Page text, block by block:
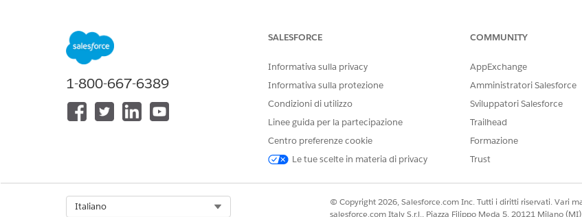
Gestione dell'accesso degli utenti per Pianificazione del personale in Salesforce Go
risorsa di servizio. Utilizzare la finestra di dialogo Gestisci accesso utente in Salesforce
Responsabile pianificazione del personale o Risorsa di servizio pianificazione del
Creazione di ore di funzionamento e finestre temporali in Salesforce Go
Le ore di funzionamento definiscono quando possono essere pianificati gli
Salesforce Go per creare record ore di funzionamento con finestre temporali per giorni e
Creazione di un territorio di servizio in Salesforce Go
Un territorio di servizio definisce dove operano le risorse di servizio e dove possono
può rappresentare un'area geografica, una linea di business o entrambi. Utilizzare
territorio, assegnare le ore di funzionamento e associare i tipi di lavoro.
1-800-667-6389
SALESFORCE
Informativa sulla privacy
Informativa sulla protezione
Condizioni di utilizzo
Linee guida per la partecipazione
Centro preferenze cookie
Le tue scelte in materia di privacy
COMMUNITY
AppExchange
Amministratori Salesforce
Sviluppatori Salesforce
Trailhead
Formazione
Trust
Italiano
© Copyright 2026, Salesforce.com Inc. Tutti i diritti riservati. Vari
salesforce.com Italy S.r.l., Piazza Filippo Meda 5, 20121 Milano